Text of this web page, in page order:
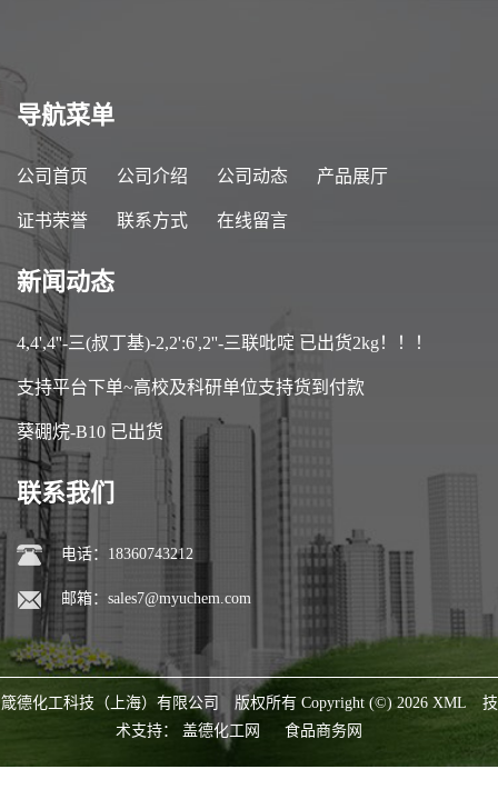
导航菜单
公司首页 公司介绍 公司动态 产品展厅
证书荣誉 联系方式 在线留言
新闻动态
4,4',4''-三(叔丁基)-2,2':6',2''-三联吡啶 已出货2kg！！！
支持平台下单~高校及科研单位支持货到付款
葵硼烷-B10 已出货
联系我们
电话：18360743212
邮箱： sales7@myuchem.com
箴德化工科技（上海）有限公司 版权所有 Copyright (©) 2026 XML
技
术支持： 盖德化工网 食品商务网